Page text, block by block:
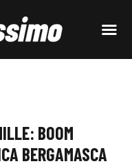
BOOM
BERGAMASCA